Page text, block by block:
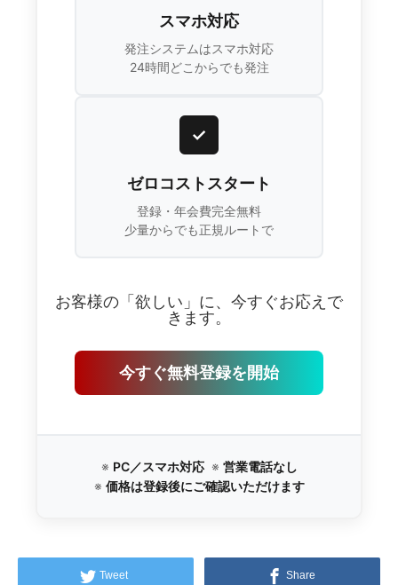
スマホ対応
発注システムはスマホ対応
24時間どこからでも発注
✓
ゼロコストスタート
登録・年会費完全無料
少量からでも正規ルートで
お客様の「欲しい」に、今すぐお応えで
きます。
今すぐ無料登録を開始
※ PC／スマホ対応※ 営業電話なし
※ 価格は登録後にご確認いただけます
Tweet Share